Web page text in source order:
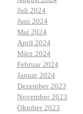
Juli 2024
Juni 2024
Mai 2024
April 2024
März 2024
Februar 2024
Januar 2024
Dezember 2023
November 2023
Oktober 2023